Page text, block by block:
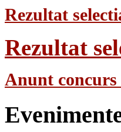
Rezultat
Rezultat
Anunt